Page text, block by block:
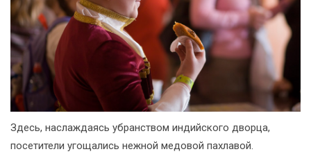
Здесь, наслаждаясь убранством индийского дворца,
посетители угощались нежной медовой пахлавой.